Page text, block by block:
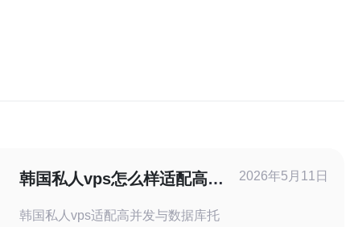
韩国私人vps怎么样适配高并
韩国私人vps适配高并发与数据库托
2026年5月11日